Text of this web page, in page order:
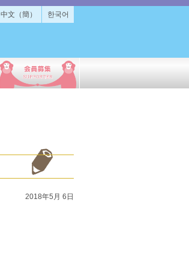
中文（簡） 한국어
2018年5月 6日